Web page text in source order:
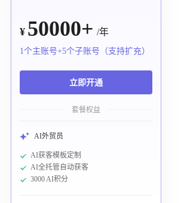
¥ 50000+ /年
1个主账号+5个子账号（支持扩充）
立即开通
套餐权益
AI外贸员
AI获客模板定制
AI全托管自动获客
3000 AI积分